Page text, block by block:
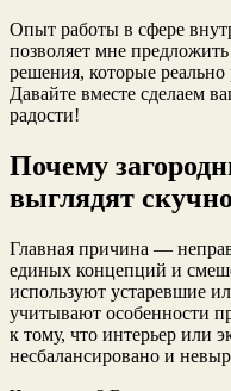
Опыт работы в сфере
позволяет мне
решения, которые
Давайте вместе сделаем
радости!
Почему
выглядят
Главная причина —
единых концепций и
используют устаревшие
учитывают особенности
к тому, что интерьер или
несбалансировано и